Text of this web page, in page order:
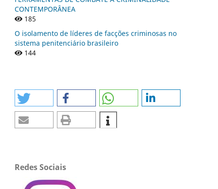
CONTEMPORÂNEA
185
O isolamento de líderes de facções criminosas no
sistema penitenciário brasileiro
144
Redes Sociais